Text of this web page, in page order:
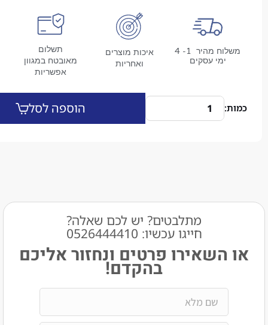
משלוח מהיר 1- 4
איכות מוצרים
תשלום
מאובטח במגוון
הוספה לסל
מתלבטים? יש לכם שאלה?
חייגו עכשיו: 0526444410​
פרטים ונחזור אליכם
בהקדם!